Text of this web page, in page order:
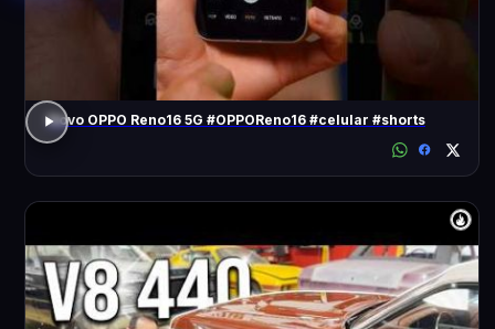
Novo OPPO Reno16 5G #OPPOReno16 #celular #shorts